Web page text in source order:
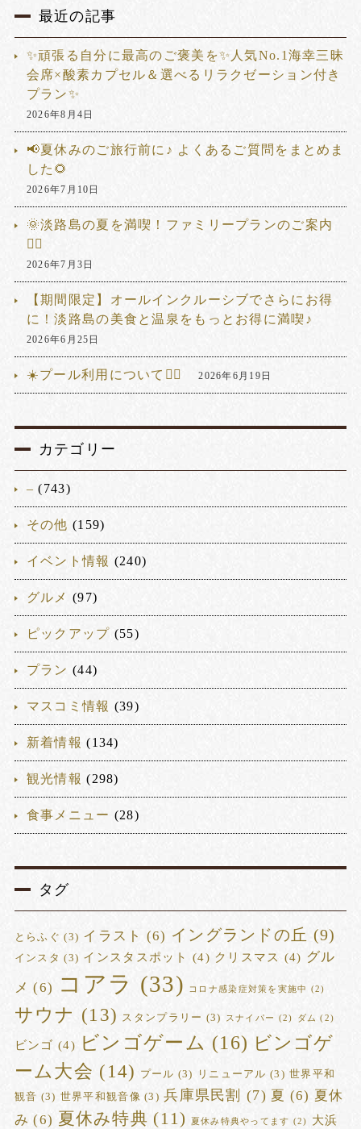
最近の記事
✨頑張る自分に最高のご褒美を✨人気No.1海幸三昧
会席×酸素カプセル＆選べるリラクゼーション付き
プラン✨
2026年8月4日
📢夏休みのご旅行前に♪ よくあるご質問をまとめま
した🌻
2026年7月10日
🌞淡路島の夏を満喫！ファミリープランのご案内
🏊‍♂️
2026年7月3日
【期間限定】オールインクルーシブでさらにお得
に！淡路島の美食と温泉をもっとお得に満喫♪
2026年6月25日
☀️プール利用について🏊‍♂️ 2026年6月19日
カテゴリー
– (743)
その他 (159)
イベント情報 (240)
グルメ (97)
ピックアップ (55)
プラン (44)
マスコミ情報 (39)
新着情報 (134)
観光情報 (298)
食事メニュー (28)
タグ
とらふぐ (3) イラスト (6) イングランドの丘 (9)
インスタ (3) インスタスポット (4) クリスマス (4) グル
メ (6) コアラ (33) コロナ感染症対策を実施中 (2)
サウナ (13) スタンプラリー (3) スナイパー (2) ダム (2)
ビンゴ (4) ビンゴゲーム (16) ビンゴゲ
ーム大会 (14) プール (3) リニューアル (3) 世界平和
観音 (3) 世界平和観音像 (3) 兵庫県民割 (7) 夏 (6) 夏休
み (6) 夏休み特典 (11) 夏休み特典やってます (2)
大浜